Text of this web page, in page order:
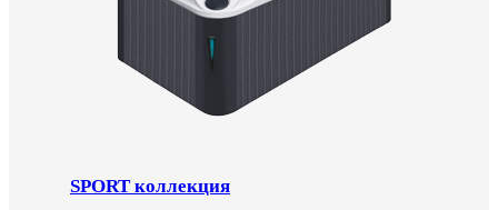
SPORT коллекция